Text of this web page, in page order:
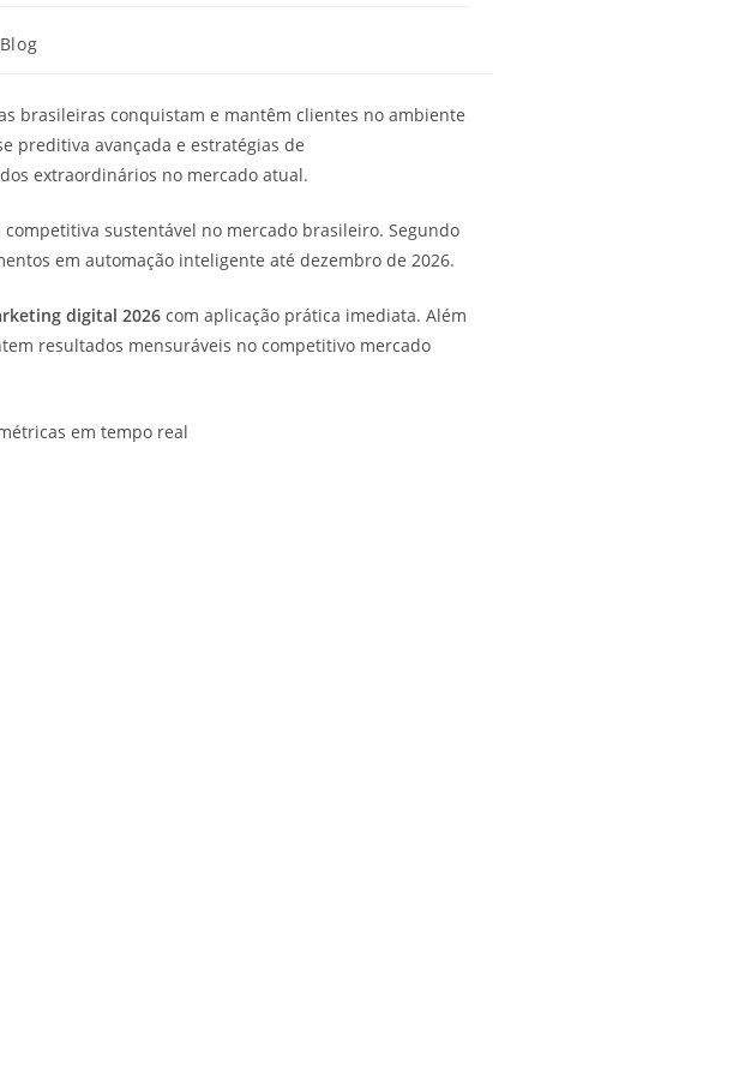
Blog
brasileiras conquistam e mantêm clientes no ambiente
preditiva avançada e estratégias de
extraordinários no mercado atual.
sustentável no mercado brasileiro. Segundo
em automação inteligente até dezembro de 2026.
digital 2026com aplicação prática imediata. Além
resultados mensuráveis no competitivo mercado